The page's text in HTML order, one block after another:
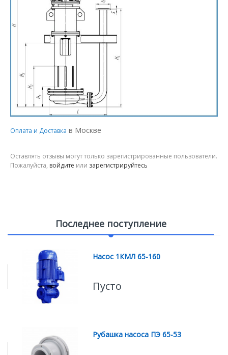
Оплата и Доставка в Москве
Оставлять отзывы могут только зарегистрированные пользователи.
Пожалуйста, войдите или зарегистрируйтесь
Последнее поступление
Насос 1КМЛ 65-160
Пусто
Рубашка насоса ПЭ 65-53